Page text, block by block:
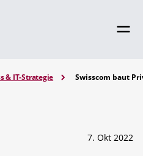
& IT-Strategie Swisscom baut
7. Okt 2022